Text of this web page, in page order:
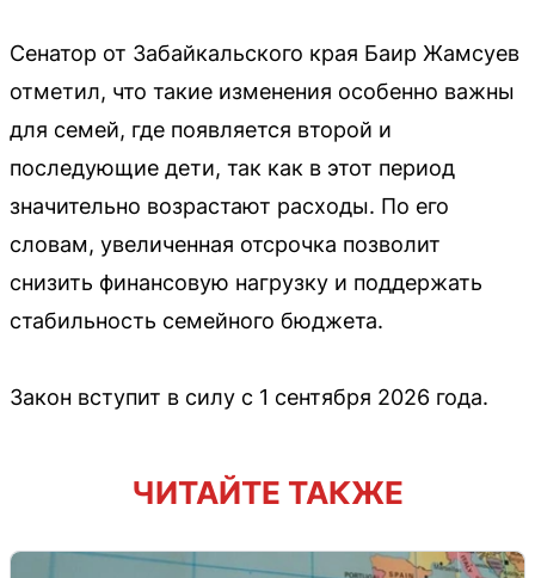
Сенатор от Забайкальского края Баир Жамсуев
отметил, что такие изменения особенно важны
для семей, где появляется второй и
последующие дети, так как в этот период
значительно возрастают расходы. По его
словам, увеличенная отсрочка позволит
снизить финансовую нагрузку и поддержать
стабильность семейного бюджета.
Закон вступит в силу с 1 сентября 2026 года.
ЧИТАЙТЕ ТАКЖЕ